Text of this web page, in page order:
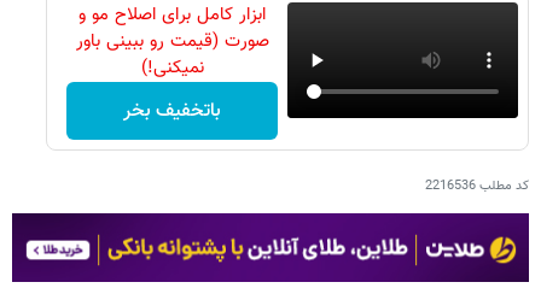
ابزار کامل برای اصلاح مو و
صورت (قیمت رو ببینی باور
نمیکنی!)
باتخفیف بخر
کد مطلب2216536